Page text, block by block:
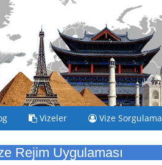
Vizeler Vize Sorgulama
Rejim Uygulaması